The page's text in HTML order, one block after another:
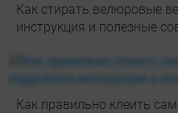
Как стирать велюровые
инструкция и полезные
Как правильно клеить